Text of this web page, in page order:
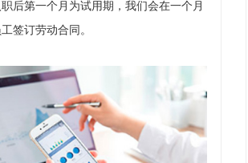
职后第一个月为试用期，我们会在一个月
签订劳动合同。